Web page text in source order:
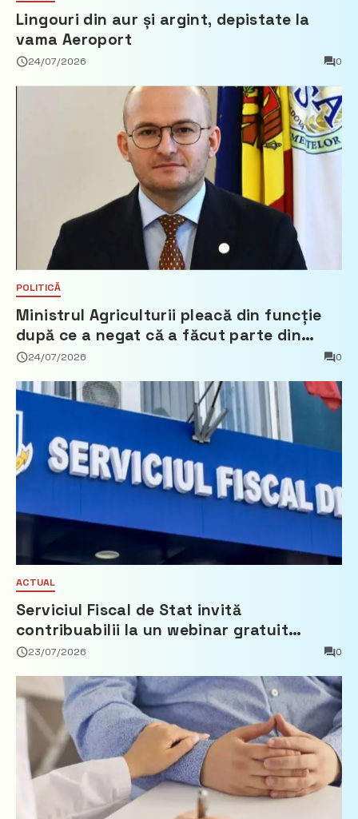
Lingouri din aur și argint, depistate la
vama Aeroport
24/07/2026 0
POLITICĂ
Ministrul Agriculturii pleacă din funcție
după ce a negat că a făcut parte din
Partidul Democrat
24/07/2026 0
ACTUAL
Serviciul Fiscal de Stat invită
contribuabilii la un webinar gratuit
privind calculul impozitului pe bunurile
23/07/2026 0